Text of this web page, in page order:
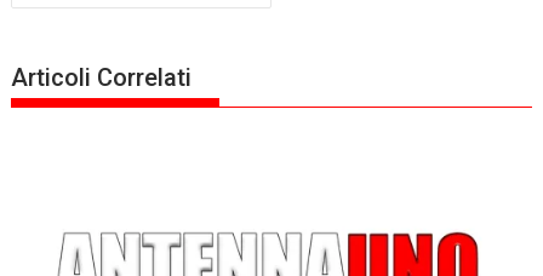
Articoli Correlati